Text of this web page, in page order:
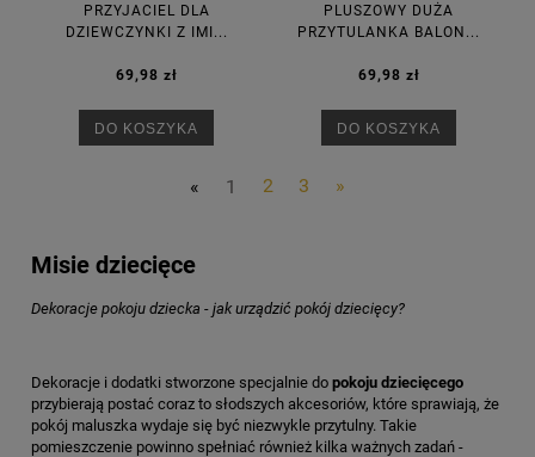
PRZYJACIEL DLA
DZIEWCZYNKI Z IMI...
69,98 zł
DO KOSZYKA
PLUSZOWY DUŻA
PRZYTULANKA BALON...
69,98 zł
DO KOSZYKA
« 1 2 3 »
Misie dziecięce
Dekoracje pokoju dziecka - jak urządzić pokój dziecięcy?
Dekoracje i dodatki stworzone specjalnie do pokoju dziecięcego
przybierają postać coraz to słodszych akcesoriów, które sprawiają, że
pokój maluszka wydaje się być niezwykle przytulny. Takie
pomieszczenie powinno spełniać również kilka ważnych zadań -